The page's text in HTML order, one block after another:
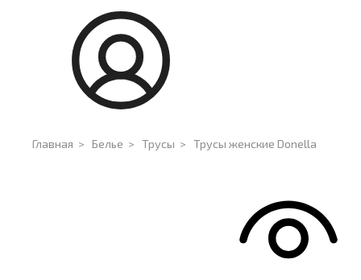
Главная > Белье > Трусы > Трусы женские Donella